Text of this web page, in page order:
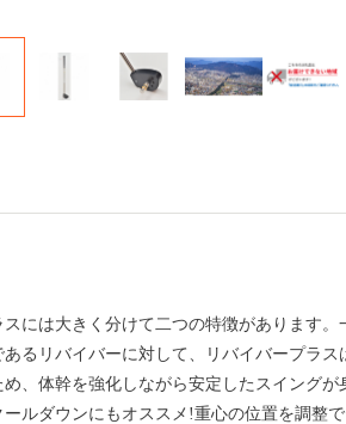
スには大きく分けて二つの特徴があります
るリバイバーに対して、リバイバープラス
、体幹を強化しながら安定したスイングが
ールダウンにもオススメ!重心の位置を調整